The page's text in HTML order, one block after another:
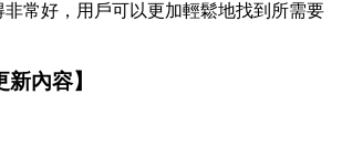
常好，用戶可以更加輕鬆地找到所需要
新內容】